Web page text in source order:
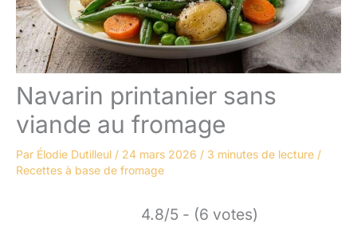
Navarin printanier sans
viande au fromage
Par Élodie Dutilleul / 24 mars 2026 / 3 minutes de lecture /
Recettes à base de fromage
4.8/5 - (6 votes)